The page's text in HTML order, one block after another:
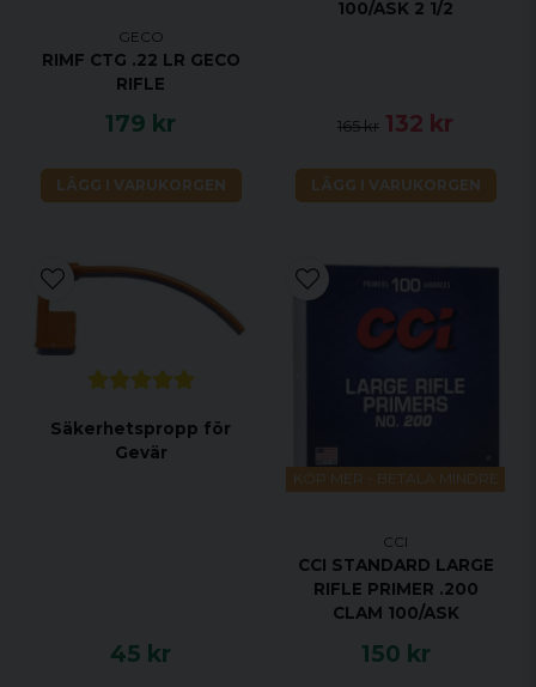
GECO
RIMF CTG .22 LR GECO
RIFLE
179 kr
LÄGG I VARUKORGEN
100/ASK 2 1/2
165 kr 132 kr
LÄGG I VARUKORGEN
Säkerhetspropp för
Gevär
45 kr
KÖP MER - BETALA MINDRE
CCI
CCI STANDARD LARGE
RIFLE PRIMER .200
CLAM 100/ASK
150 kr